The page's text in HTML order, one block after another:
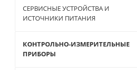
СЕРВИСНЫЕ УСТРОЙСТВА И
ИСТОЧНИКИ ПИТАНИЯ
КОНТРОЛЬНО-ИЗМЕРИТЕЛЬНЫЕ
ПРИБОРЫ